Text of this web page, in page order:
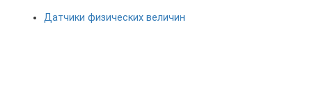
Датчики физических величин